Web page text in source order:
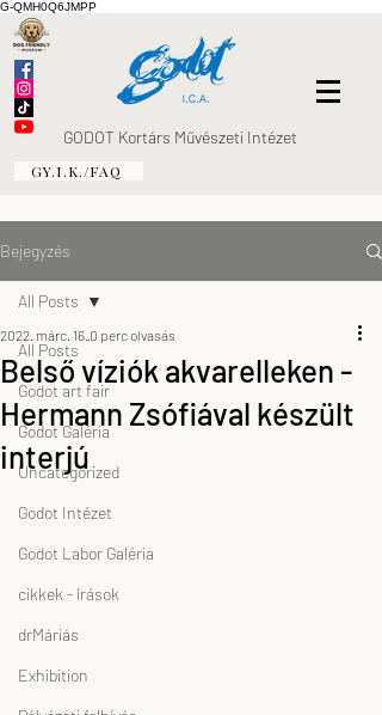
G-QMH0Q6JMPP
GODOT Kortárs Művészeti Intézet
GY.I.K./FAQ
Bejegyzés
All Posts
Godot art fair
Godot Galéria
Uncategorized
Godot Intézet
Godot Labor Galéria
cikkek - írások
drMáriás
Exhibition
All Posts
Belső víziók akvarelleken -
Hermann Zsófiával készült
interjú
2022. márc. 16. 0 perc olvasás